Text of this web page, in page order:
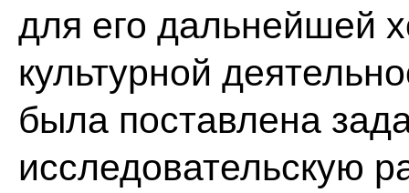
для его дальнейшей
культурной
была поставлена
исследовательскую